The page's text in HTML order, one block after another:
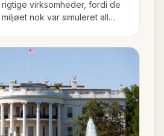
virksomheder, fordi de
nok var simuleret all…